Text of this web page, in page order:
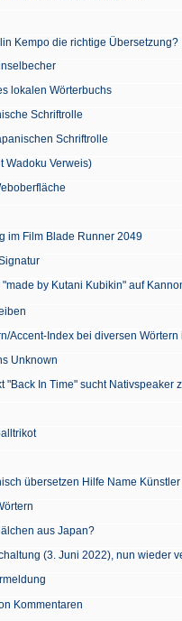
Kempo die richtige Übersetzung?
lokalen Wörterbuchs
Schriftrolle
Schriftrolle
Wadoku Verweis)
im Film Blade Runner 2049
by Kutani Kubikin" auf
Accent-Index bei diversen
Unknown
"Back In Time" sucht Nativspeaker
übersetzen Hilfe Name
aus Japan?
(3. Juni 2022), nun wieder
Kommentaren